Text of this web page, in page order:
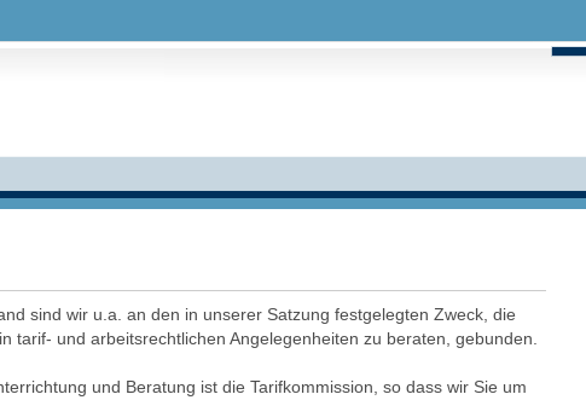
sind wir u.a. an den in unserer Satzung festgelegten Zweck, die
in tarif- und arbeitsrechtlichen Angelegenheiten zu beraten, gebunden.
und Beratung ist die Tarifkommission, so dass wir Sie um